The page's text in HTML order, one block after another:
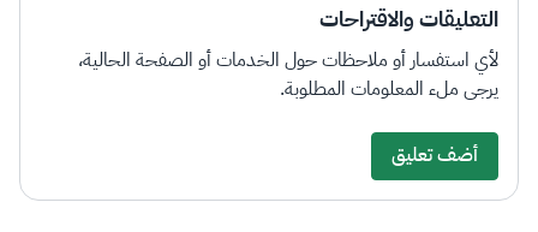
التعليقات والاقتراحات
لأي استفسار أو ملاحظات حول الخدمات أو الصفحة الحالية،
يرجى ملء المعلومات المطلوبة.
أضف تعليق